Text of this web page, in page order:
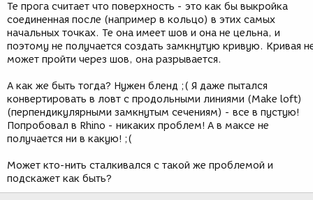
Те прога считает что поверхность - это как бы выкройка
соединенная после (например в кольцо) в этих самых
начальных точках. Те она имеет шов и она не цельна, и
поэтому не получается создать замкнутую кривую. Кривая
может пройти через шов, она разрывается.
А как же быть тогда? Нужен бленд ;( Я даже пытался
конвертировать в ловт с продольными линиями (Make loft)
(перпендикулярными замкнутым сечениям) - все в пустую!
Попробовал в Rhino - никаких проблем! А в максе не
получается ни в какую! ;(
Может кто-нить сталкивался с такой же проблемой и
подскажет как быть?